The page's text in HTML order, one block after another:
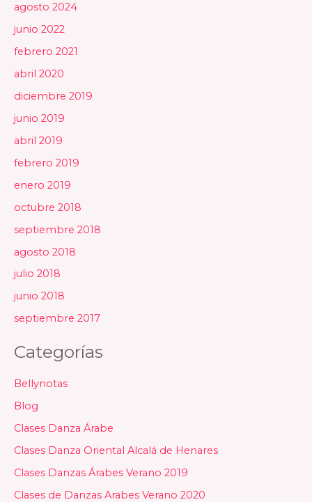
agosto 2024
junio 2022
febrero 2021
abril 2020
diciembre 2019
junio 2019
abril 2019
febrero 2019
enero 2019
octubre 2018
septiembre 2018
agosto 2018
julio 2018
junio 2018
septiembre 2017
Categorías
Bellynotas
Blog
Clases Danza Árabe
Clases Danza Oriental Alcalá de Henares
Clases Danzas Árabes Verano 2019
Clases de Danzas Arabes Verano 2020